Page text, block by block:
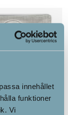
innehållet
funktioner
Vi